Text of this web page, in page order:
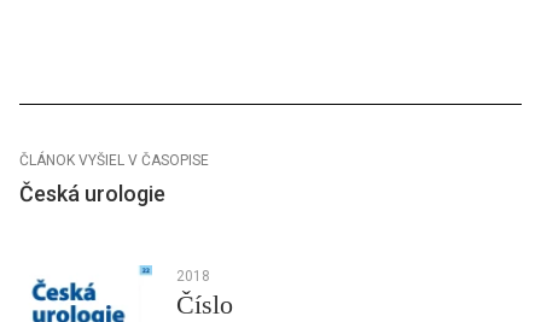
ČLÁNOK VYŠIEL V ČASOPISE
Česká urologie
2018
Číslo